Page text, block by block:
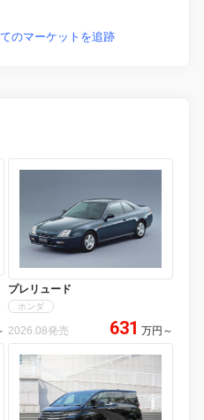
のマーケットを追跡
プレリュード
ホンダ
2026.08発売 631 万円 ～